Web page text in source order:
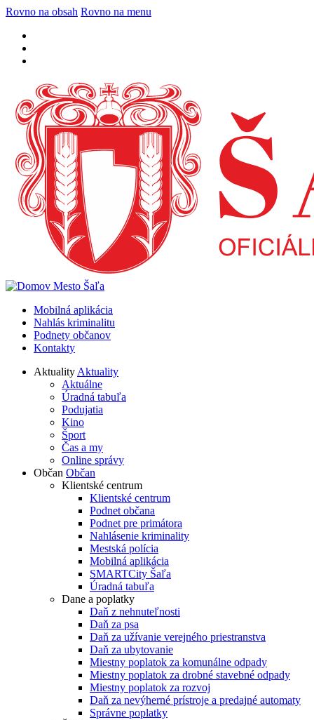
Rovno na obsah Rovno na menu
Mobilná aplikácia
Nahlás kriminalitu
Podnety občanov
Kontakty
AktualityAktuality
Aktuálne
Úradná tabuľa
Podujatia
Kino
Šport
Čas a my
Online správy
Občan Občan
Klientské centrum
Klientské centrum
Podnet občana
Podnet pre primátora
Nahlásenie kriminality
Mestská polícia
Mobilná aplikácia
SMARTCity Šaľa
Úradná tabuľa
Dane a poplatky
Daň z nehnuteľnosti
Daň za psa
Daň za užívanie verejného priestranstva
Daň za ubytovanie
Miestny poplatok za komunálne odpady
Miestny poplatok za drobné stavebné odpady
Miestny poplatok za rozvoj
Daň za nevýherné prístroje a predajné automaty
Správne poplatky